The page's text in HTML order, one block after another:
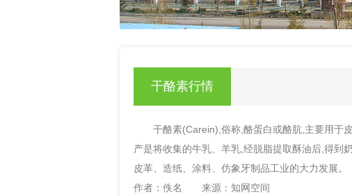
干酪素行情
干酪素(Carein),俗称,酪蛋白或酪肮,主要用于皮
产是将收集的牛乳、羊乳,经脱脂提取酥油后,得
皮革、造纸、涂料、仿象牙制品工业的大力发展。
作者：佚名 来源：知网空间